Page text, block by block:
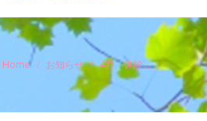
You are here:
Home お知らせ 4月 休診…